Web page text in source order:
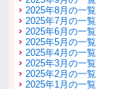
2025年8月の一覧
2025年7月の一覧
2025年6月の一覧
2025年5月の一覧
2025年4月の一覧
2025年3月の一覧
2025年2月の一覧
2025年1月の一覧